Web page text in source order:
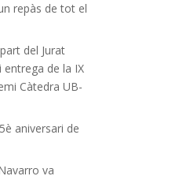
repàs de tot el
del Jurat
de la IX
Càtedra UB-
aniversari de
va